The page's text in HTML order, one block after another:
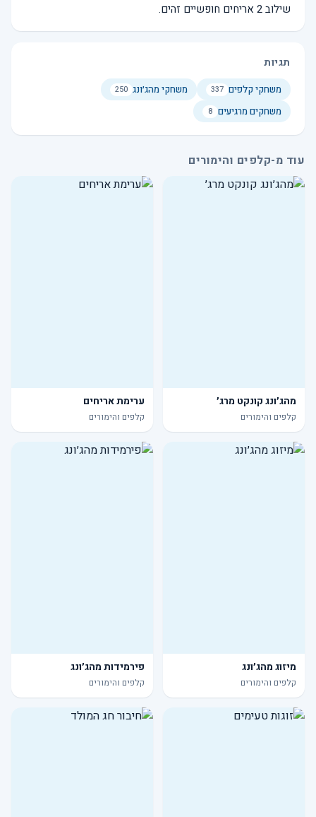
שילוב 2 אריחים חופשיים זהים.
תגיות
משחקי קלפים 337 משחקי מהג׳ונג 250
משחקים מרגיעים 8
עוד מ-קלפים והימורים
מהג׳ונג קונקט מרג׳
קלפים והימורים
ערימת אריחים
קלפים והימורים
מיזוג מהג׳ונג
קלפים והימורים
פירמידות מהג׳ונג
קלפים והימורים